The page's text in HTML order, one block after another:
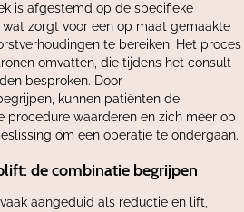
is afgestemd op de specifieke
zorgt voor een op maat gemaakte
te bereiken. Het proces
omvatten, die tijdens het consult
besproken. Door
kunnen patiënten de
procedure waarderen en zich meer op
om een ​​operatie te ondergaan.
de combinatie begrijpen
aangeduid als reductie en lift,